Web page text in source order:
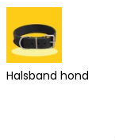
Halsband hond